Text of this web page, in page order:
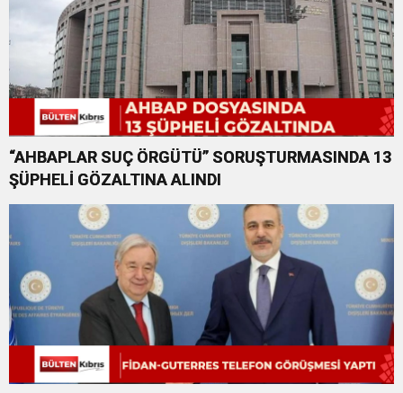
“AHBAPLAR SUÇ ÖRGÜTÜ” SORUŞTURMASINDA 13
ŞÜPHELİ GÖZALTINA ALINDI